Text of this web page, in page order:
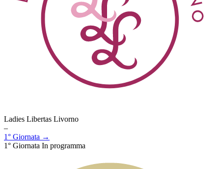
Ladies Libertas Livorno
–
1° Giornata →
1° Giornata In programma